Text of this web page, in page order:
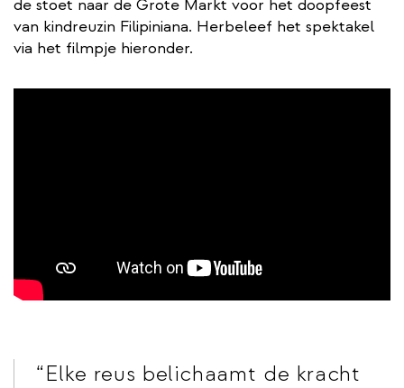
de stoet naar de Grote Markt voor het doopfeest
van kindreuzin Filipiniana. Herbeleef het spektakel
via het filmpje hieronder.
Elke reus belichaamt de kracht